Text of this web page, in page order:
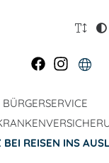
BÜRGERSERVICE
REISEN INS